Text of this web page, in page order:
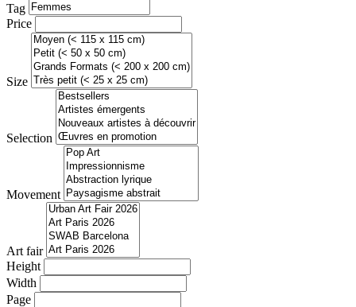
Tag
Price
Size
Selection
Movement
Art fair
Height
Width
Page